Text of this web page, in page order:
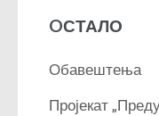
OСТАЛО
Обавештења
Пројекат